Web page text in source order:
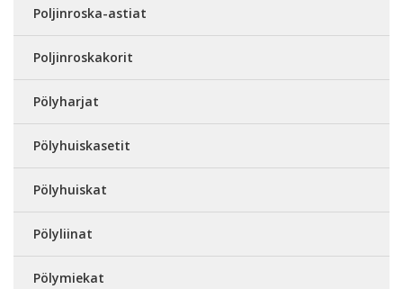
Poljinroska-astiat
Poljinroskakorit
Pölyharjat
Pölyhuiskasetit
Pölyhuiskat
Pölyliinat
Pölymiekat